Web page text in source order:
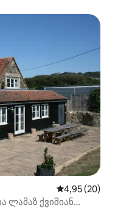
საშუალო
4,95 (20)
ლამაზ ქვიშიან